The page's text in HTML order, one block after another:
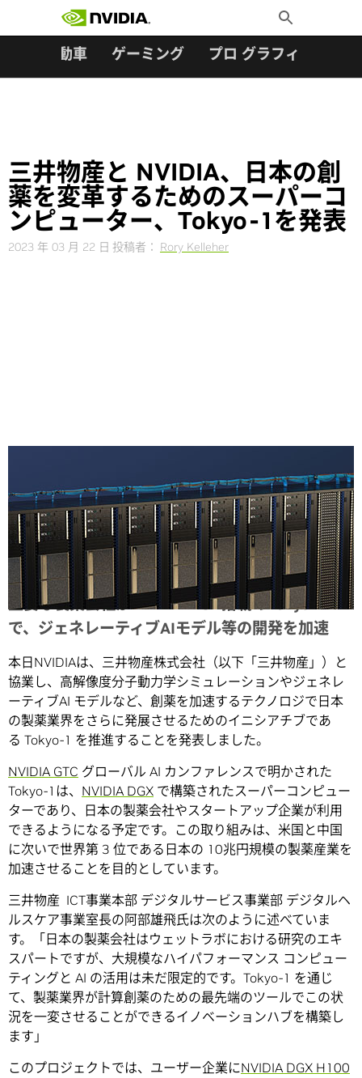
Toggle
Search
自動車 ゲーミング プロ グラフィックス
三井物産と NVIDIA、日本の創
薬を変革するためのスーパーコ
ンピューター、Tokyo-1を発表
2023 年 03 月 22 日 投稿者： Rory Kelleher
主要な製薬会社がNVIDIA DGX搭載のTokyo-1
で、ジェネレーティブAIモデル等の開発を加速
本日NVIDIAは、三井物産株式会社（以下「三井物産」）と
協業し、高解像度分子動力学シミュレーションやジェネレ
ーティブAI モデルなど、創薬を加速するテクノロジで日本
の製薬業界をさらに発展させるためのイニシアチブであ
る Tokyo-1 を推進することを発表しました。
NVIDIA GTC グローバル AI カンファレンスで明かされた
Tokyo-1は、 NVIDIA DGX で構築されたスーパーコンピュー
ターであり、日本の製薬会社やスタートアップ企業が利用
できるようになる予定です。この取り組みは、米国と中国
に次いで世界第 3 位である日本の 10兆円規模の製薬産業を
加速させることを目的としています。
三井物産 ICT事業本部 デジタルサービス事業部 デジタルヘ
ルスケア事業室長の阿部雄飛氏は次のように述べていま
す。「日本の製薬会社はウェットラボにおける研究のエキ
スパートですが、大規模なハイパフォーマンス コンピュー
ティングと AI の活用は未だ限定的です。Tokyo-1 を通じ
て、製薬業界が計算創薬のための最先端のツールでこの状
況を一変させることができるイノベーションハブを構築し
ます」
このプロジェクトでは、ユーザー企業にNVIDIA DGX H100